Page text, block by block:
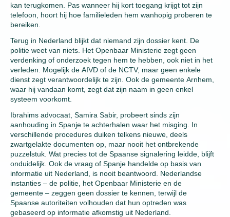
kan terugkomen. Pas wanneer hij kort toegang krijgt tot zijn
telefoon, hoort hij hoe familieleden hem wanhopig proberen te
bereiken.
Terug in Nederland blijkt dat niemand zijn dossier kent. De
politie weet van niets. Het Openbaar Ministerie zegt geen
verdenking of onderzoek tegen hem te hebben, ook niet in het
verleden. Mogelijk de AIVD of de NCTV, maar geen enkele
dienst zegt verantwoordelijk te zijn. Ook de gemeente Arnhem,
waar hij vandaan komt, zegt dat zijn naam in geen enkel
systeem voorkomt.
Ibrahims advocaat, Samira Sabir, probeert sinds zijn
aanhouding in Spanje te achterhalen waar het misging. In
verschillende procedures duiken telkens nieuwe, deels
zwartgelakte documenten op, maar nooit het ontbrekende
puzzelstuk. Wat precies tot de Spaanse signalering leidde, blijft
onduidelijk. Ook de vraag of Spanje handelde op basis van
informatie uit Nederland, is nooit beantwoord. Nederlandse
instanties – de politie, het Openbaar Ministerie en de
gemeente – zeggen geen dossier te kennen, terwijl de
Spaanse autoriteiten volhouden dat hun optreden was
gebaseerd op informatie afkomstig uit Nederland.